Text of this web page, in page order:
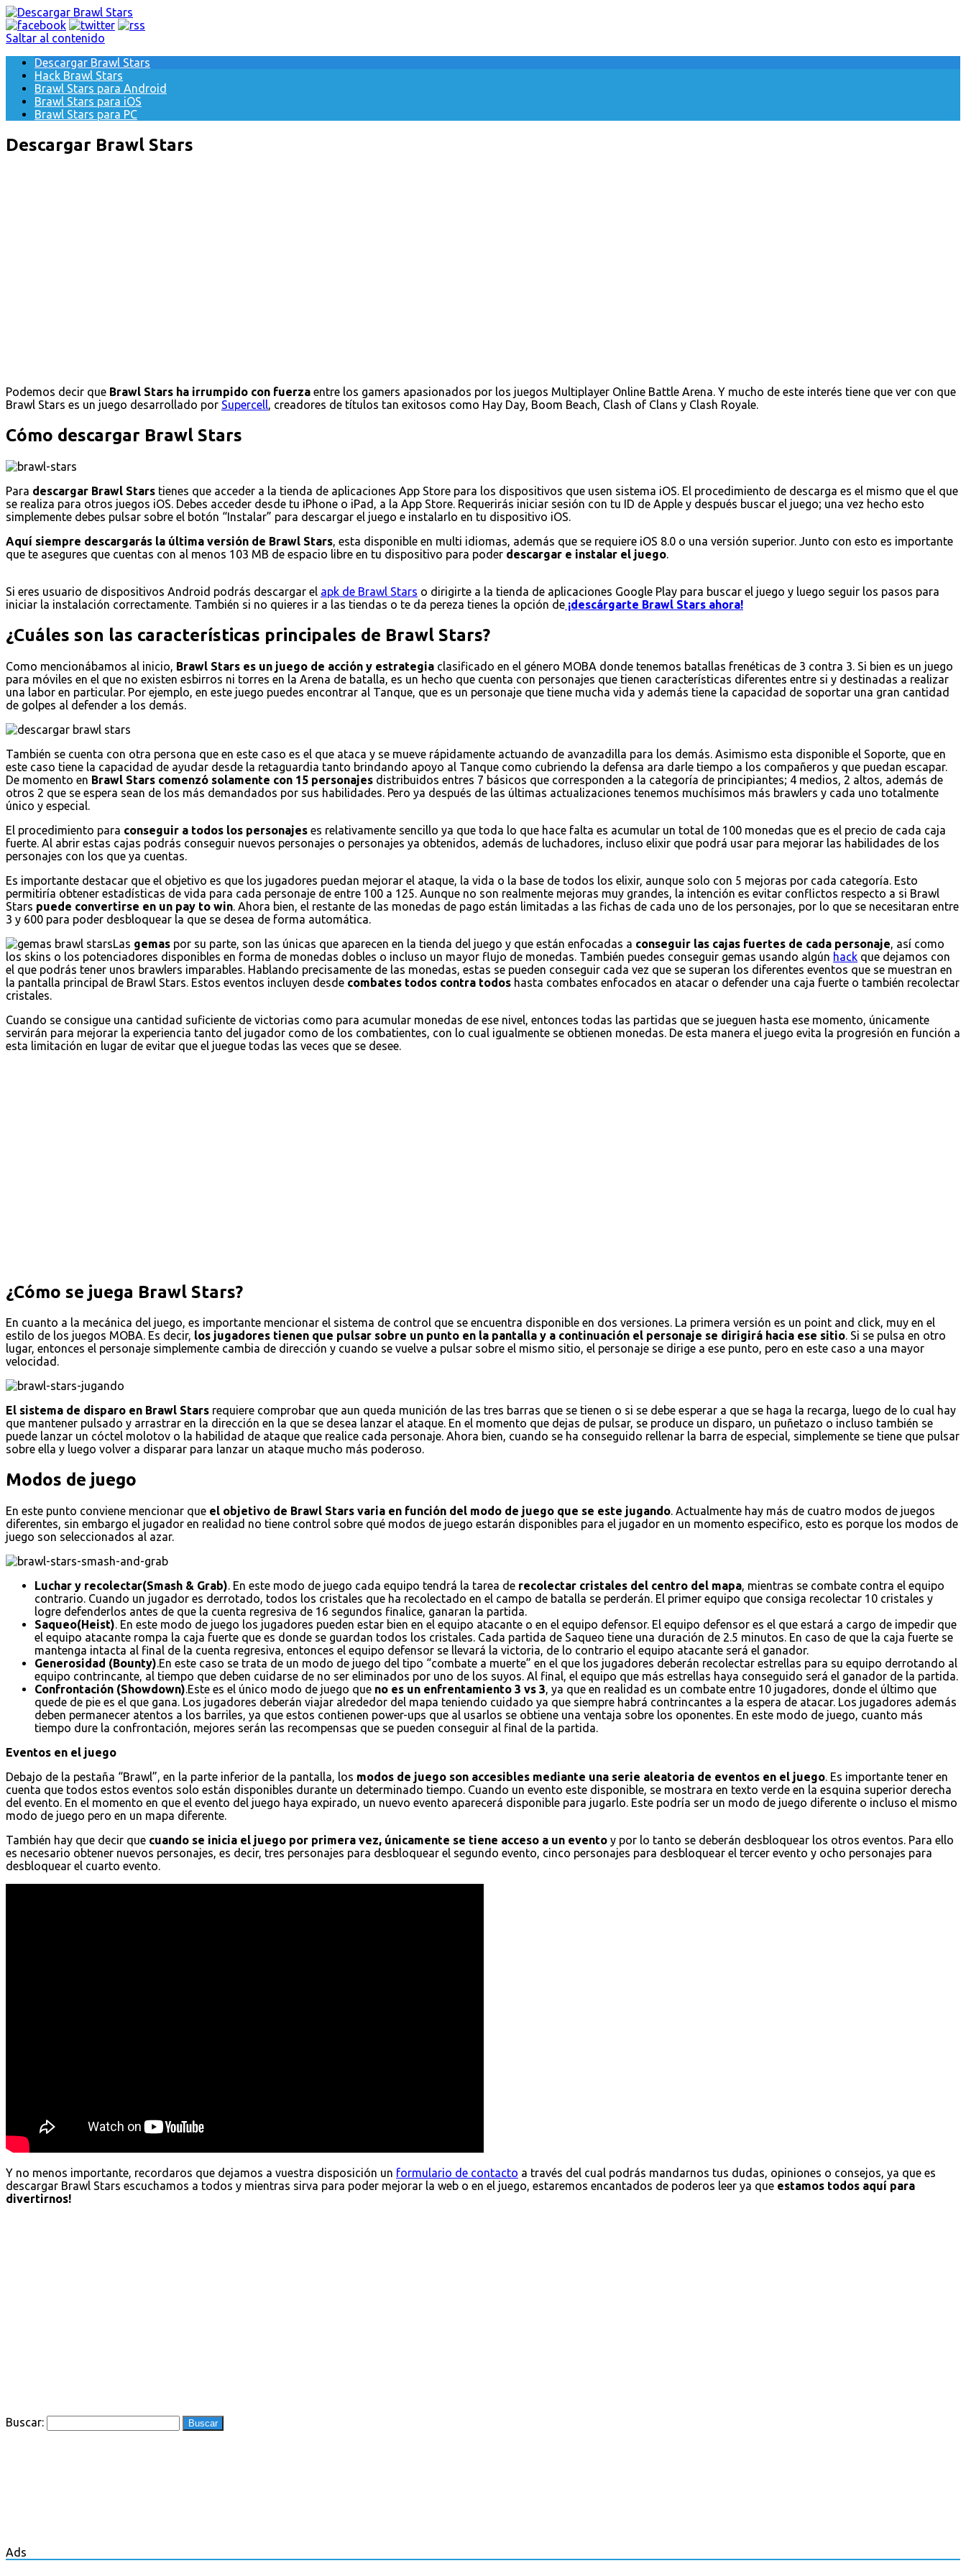
Saltar al contenido
Descargar Brawl Stars
Hack Brawl Stars
Brawl Stars para Android
Brawl Stars para iOS
Brawl Stars para PC
Descargar Brawl Stars
Podemos decir que Brawl Stars ha irrumpido con fuerza entre los gamers apasionados por los juegos Multiplayer Online Battle Arena. Y mucho de este interés tiene que ver con que
Brawl Stars es un juego desarrollado por Supercell, creadores de títulos tan exitosos como Hay Day, Boom Beach, Clash of Clans y Clash Royale.
Cómo descargar Brawl Stars
Para descargar Brawl Stars tienes que acceder a la tienda de aplicaciones App Store para los dispositivos que usen sistema iOS. El procedimiento de descarga es el mismo que el que
se realiza para otros juegos iOS. Debes acceder desde tu iPhone o iPad, a la App Store. Requerirás iniciar sesión con tu ID de Apple y después buscar el juego; una vez hecho esto
simplemente debes pulsar sobre el botón “Instalar” para descargar el juego e instalarlo en tu dispositivo iOS.
Aquí siempre descargarás la última versión de Brawl Stars, esta disponible en multi idiomas, además que se requiere iOS 8.0 o una versión superior. Junto con esto es importante
que te asegures que cuentas con al menos 103 MB de espacio libre en tu dispositivo para poder descargar e instalar el juego.
Si eres usuario de dispositivos Android podrás descargar el apk de Brawl Stars o dirigirte a la tienda de aplicaciones Google Play para buscar el juego y luego seguir los pasos para
iniciar la instalación correctamente. También si no quieres ir a las tiendas o te da pereza tienes la opción de ¡descárgarte Brawl Stars ahora!
¿Cuáles son las características principales de Brawl Stars?
Como mencionábamos al inicio, Brawl Stars es un juego de acción y estrategia clasificado en el género MOBA donde tenemos batallas frenéticas de 3 contra 3. Si bien es un juego
para móviles en el que no existen esbirros ni torres en la Arena de batalla, es un hecho que cuenta con personajes que tienen características diferentes entre si y destinadas a realizar
una labor en particular. Por ejemplo, en este juego puedes encontrar al Tanque, que es un personaje que tiene mucha vida y además tiene la capacidad de soportar una gran cantidad
de golpes al defender a los demás.
También se cuenta con otra persona que en este caso es el que ataca y se mueve rápidamente actuando de avanzadilla para los demás. Asimismo esta disponible el Soporte, que en
este caso tiene la capacidad de ayudar desde la retaguardia tanto brindando apoyo al Tanque como cubriendo la defensa ara darle tiempo a los compañeros y que puedan escapar.
De momento en Brawl Stars comenzó solamente con 15 personajes distribuidos entres 7 básicos que corresponden a la categoría de principiantes; 4 medios, 2 altos, además de
otros 2 que se espera sean de los más demandados por sus habilidades. Pero ya después de las últimas actualizaciones tenemos muchísimos más brawlers y cada uno totalmente
único y especial.
El procedimiento para conseguir a todos los personajes es relativamente sencillo ya que toda lo que hace falta es acumular un total de 100 monedas que es el precio de cada caja
fuerte. Al abrir estas cajas podrás conseguir nuevos personajes o personajes ya obtenidos, además de luchadores, incluso elixir que podrá usar para mejorar las habilidades de los
personajes con los que ya cuentas.
Es importante destacar que el objetivo es que los jugadores puedan mejorar el ataque, la vida o la base de todos los elixir, aunque solo con 5 mejoras por cada categoría. Esto
permitiría obtener estadísticas de vida para cada personaje de entre 100 a 125. Aunque no son realmente mejoras muy grandes, la intención es evitar conflictos respecto a si Brawl
Stars puede convertirse en un pay to win . Ahora bien, el restante de las monedas de pago están limitadas a las fichas de cada uno de los personajes, por lo que se necesitaran entre
3 y 600 para poder desbloquear la que se desea de forma automática.
Las gemas por su parte, son las únicas que aparecen en la tienda del juego y que están enfocadas a conseguir las cajas fuertes de cada personaje , así como
los skins o los potenciadores disponibles en forma de monedas dobles o incluso un mayor flujo de monedas. También puedes conseguir gemas usando algún hack que dejamos con
el que podrás tener unos brawlers imparables. Hablando precisamente de las monedas, estas se pueden conseguir cada vez que se superan los diferentes eventos que se muestran en
la pantalla principal de Brawl Stars. Estos eventos incluyen desde combates todos contra todos hasta combates enfocados en atacar o defender una caja fuerte o también recolectar
cristales.
Cuando se consigue una cantidad suficiente de victorias como para acumular monedas de ese nivel, entonces todas las partidas que se jueguen hasta ese momento, únicamente
servirán para mejorar la experiencia tanto del jugador como de los combatientes, con lo cual igualmente se obtienen monedas. De esta manera el juego evita la progresión en función a
esta limitación en lugar de evitar que el juegue todas las veces que se desee.
¿Cómo se juega Brawl Stars?
En cuanto a la mecánica del juego, es importante mencionar el sistema de control que se encuentra disponible en dos versiones. La primera versión es un point and click, muy en el
estilo de los juegos MOBA. Es decir, los jugadores tienen que pulsar sobre un punto en la pantalla y a continuación el personaje se dirigirá hacia ese sitio. Si se pulsa en otro
lugar, entonces el personaje simplemente cambia de dirección y cuando se vuelve a pulsar sobre el mismo sitio, el personaje se dirige a ese punto, pero en este caso a una mayor
velocidad.
El sistema de disparo en Brawl Stars requiere comprobar que aun queda munición de las tres barras que se tienen o si se debe esperar a que se haga la recarga, luego de lo cual hay
que mantener pulsado y arrastrar en la dirección en la que se desea lanzar el ataque. En el momento que dejas de pulsar, se produce un disparo, un puñetazo o incluso también se
puede lanzar un cóctel molotov o la habilidad de ataque que realice cada personaje. Ahora bien, cuando se ha conseguido rellenar la barra de especial, simplemente se tiene que pulsar
sobre ella y luego volver a disparar para lanzar un ataque mucho más poderoso.
Modos de juego
En este punto conviene mencionar que el objetivo de Brawl Stars varia en función del modo de juego que se este jugando. Actualmente hay más de cuatro modos de juegos
diferentes, sin embargo el jugador en realidad no tiene control sobre qué modos de juego estarán disponibles para el jugador en un momento especifico, esto es porque los modos de
juego son seleccionados al azar.
Luchar y recolectar(Smash & Grab). En este modo de juego cada equipo tendrá la tarea de recolectar cristales del centro del mapa, mientras se combate contra el equipo
contrario. Cuando un jugador es derrotado, todos los cristales que ha recolectado en el campo de batalla se perderán. El primer equipo que consiga recolectar 10 cristales y
logre defenderlos antes de que la cuenta regresiva de 16 segundos finalice, ganaran la partida.
Saqueo(Heist). En este modo de juego los jugadores pueden estar bien en el equipo atacante o en el equipo defensor. El equipo defensor es el que estará a cargo de impedir que
el equipo atacante rompa la caja fuerte que es donde se guardan todos los cristales. Cada partida de Saqueo tiene una duración de 2.5 minutos. En caso de que la caja fuerte se
mantenga intacta al final de la cuenta regresiva, entonces el equipo defensor se llevará la victoria, de lo contrario el equipo atacante será el ganador.
Generosidad (Bounty).En este caso se trata de un modo de juego del tipo “combate a muerte” en el que los jugadores deberán recolectar estrellas para su equipo derrotando al
equipo contrincante, al tiempo que deben cuidarse de no ser eliminados por uno de los suyos. Al final, el equipo que más estrellas haya conseguido será el ganador de la partida.
Confrontación (Showdown).Este es el único modo de juego que no es un enfrentamiento 3 vs 3, ya que en realidad es un combate entre 10 jugadores, donde el último que
quede de pie es el que gana. Los jugadores deberán viajar alrededor del mapa teniendo cuidado ya que siempre habrá contrincantes a la espera de atacar. Los jugadores además
deben permanecer atentos a los barriles, ya que estos contienen power-ups que al usarlos se obtiene una ventaja sobre los oponentes. En este modo de juego, cuanto más
tiempo dure la confrontación, mejores serán las recompensas que se pueden conseguir al final de la partida.
Eventos en el juego
Debajo de la pestaña “Brawl”, en la parte inferior de la pantalla, los modos de juego son accesibles mediante una serie aleatoria de eventos en el juego. Es importante tener en
cuenta que todos estos eventos solo están disponibles durante un determinado tiempo. Cuando un evento este disponible, se mostrara en texto verde en la esquina superior derecha
del evento. En el momento en que el evento del juego haya expirado, un nuevo evento aparecerá disponible para jugarlo. Este podría ser un modo de juego diferente o incluso el mismo
modo de juego pero en un mapa diferente.
También hay que decir que cuando se inicia el juego por primera vez, únicamente se tiene acceso a un evento y por lo tanto se deberán desbloquear los otros eventos. Para ello
es necesario obtener nuevos personajes, es decir, tres personajes para desbloquear el segundo evento, cinco personajes para desbloquear el tercer evento y ocho personajes para
desbloquear el cuarto evento.
Y no menos importante, recordaros que dejamos a vuestra disposición un formulario de contacto a través del cual podrás mandarnos tus dudas, opiniones o consejos, ya que es
descargar Brawl Stars escuchamos a todos y mientras sirva para poder mejorar la web o en el juego, estaremos encantados de poderos leer ya que estamos todos aquí para
divertirnos!
Buscar:
Ads